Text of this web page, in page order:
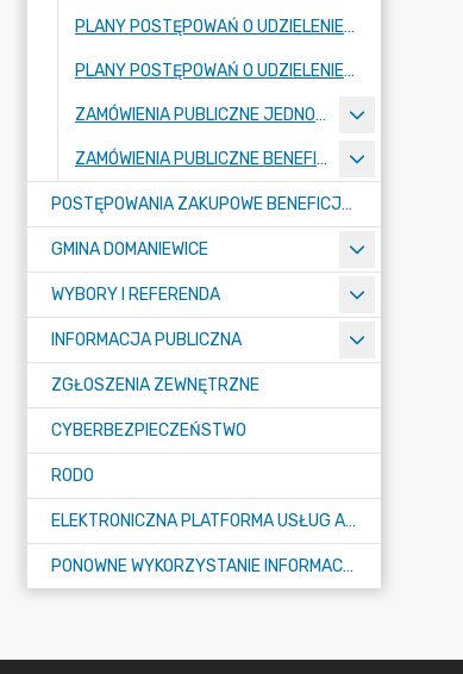
PLANY POSTĘPOWAŃ O UDZIELENIE ZAMÓWIEŃ – SZKOŁA PODSTAWOWA IM. JANA PAWŁA II W DOMANIEWICACH
PLANY POSTĘPOWAŃ O UDZIELENIE ZAMÓWIEŃ - SZKOŁA PODSTAWOWA IM. MARII KONOPNICKIEJ W SKARATKACH
ZAMÓWIENIA PUBLICZNE JEDNOSTEK ORGANIZACYJNYCH (SZKÓŁ)
ZAMÓWIENIA PUBLICZNE BENEFICJENTÓW DOTACJI
POSTĘPOWANIA ZAKUPOWE BENEFICJENTÓW DOTACJI
GMINA DOMANIEWICE
WYBORY I REFERENDA
INFORMACJA PUBLICZNA
ZGŁOSZENIA ZEWNĘTRZNE
CYBERBEZPIECZEŃSTWO
RODO
ELEKTRONICZNA PLATFORMA USŁUG ADMINISTRACJI PUBLICZNEJ - EPUAP
PONOWNE WYKORZYSTANIE INFORMACJI PUBLICZNEJ